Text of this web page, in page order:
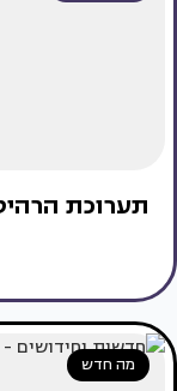
תערוכת
מה חדש